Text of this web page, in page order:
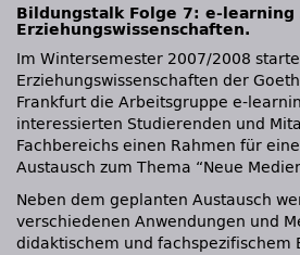
Bildungstalk Folge 7: e-learning
Erziehungswissenschaften.
Im Wintersemester 2007/2008
Erziehungswissenschaften der
Frankfurt die Arbeitsgruppe e-
interessierten Studierenden und
Fachbereichs einen Rahmen für
Austausch zum Thema “Neue
Neben dem geplanten Austausch
verschiedenen Anwendungen und
didaktischem und fachspezifischem